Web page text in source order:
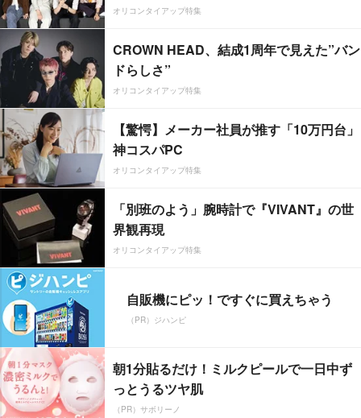
オリコンタイアップ特集
CROWN HEAD、結成1周年で見えた”バン
ドらしさ”
オリコンタイアップ特集
【驚愕】メーカー社員が推す「10万円台」
神コスパPC
オリコンタイアップ特集
「別班のよう」腕時計で『VIVANT』の世
界観再現
オリコンタイアップ特集
自販機にピッ！ですぐに買えちゃう
（PR）ジハンピ
朝1分貼るだけ！ミルクピールで一日中ず
っとうるツヤ肌
（PR）サボリーノ